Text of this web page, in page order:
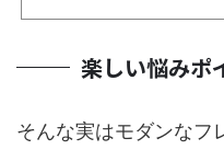
楽しい悩みポ
そんな実はモダンなフ